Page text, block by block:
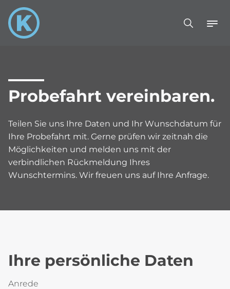
Probefahrt vereinbaren.
Teilen Sie uns Ihre Daten und Ihr Wunschdatum für
Ihre Probefahrt mit. Gerne prüfen wir zeitnah die
Möglichkeiten und melden uns mit der
verbindlichen Rückmeldung Ihres
Wunschtermins. Wir freuen uns auf Ihre Anfrage.
Ihre persönliche Daten
Anrede